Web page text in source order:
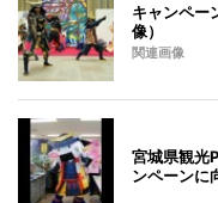
キャンペー
像）
関連画像
宮城県観光
ンペーンに